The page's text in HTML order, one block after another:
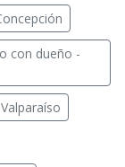
con dueño -